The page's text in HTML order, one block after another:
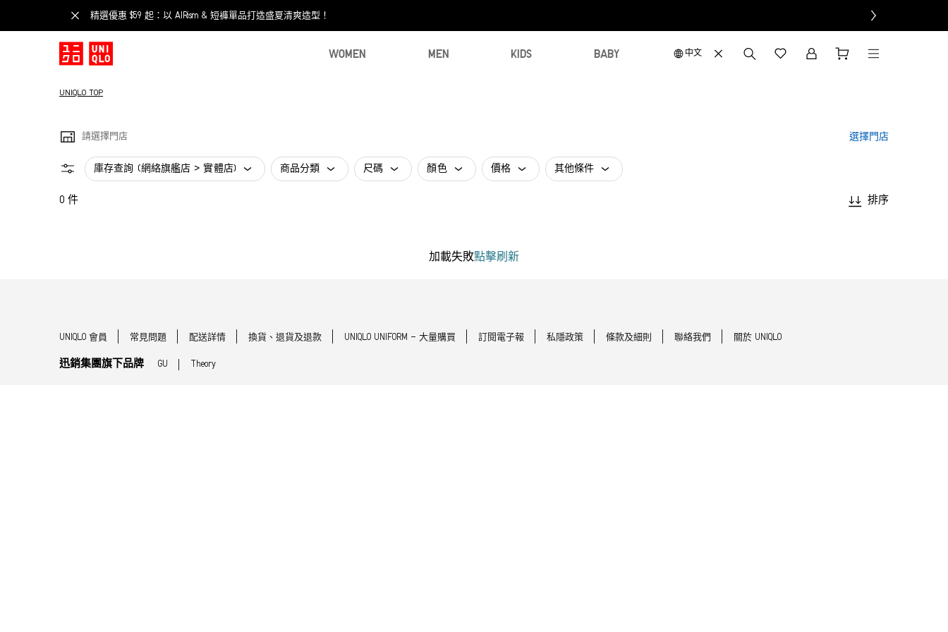
精選優惠 $59 起：以 AIRism & 短褲單品打造盛夏清爽造型！
WOMEN MEN KIDS BABY 中文
UNIQLO TOP
請選擇門店 選擇門店
庫存查詢 (網絡旗艦店 > 實體店) 商品分類 尺碼 顏色 價格 其他條件
0 件 排序
加載失敗點擊刷新
UNIQLO 會員 常見問題 配送詳情 換貨、退貨及退款 UNIQLO UNIFORM - 大量購買 訂閱電子報 私隱政策 條款及細則 聯絡我們 關於 UNIQLO
迅銷集團旗下品牌 GU Theory